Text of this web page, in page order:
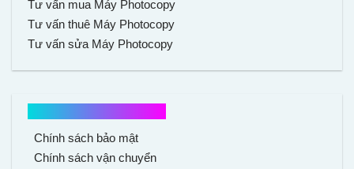
Tư vấn mua Máy Photocopy
Tư vấn thuê Máy Photocopy
Tư vấn sửa Máy Photocopy
Chính sách bảo mật
Chính sách vận chuyển